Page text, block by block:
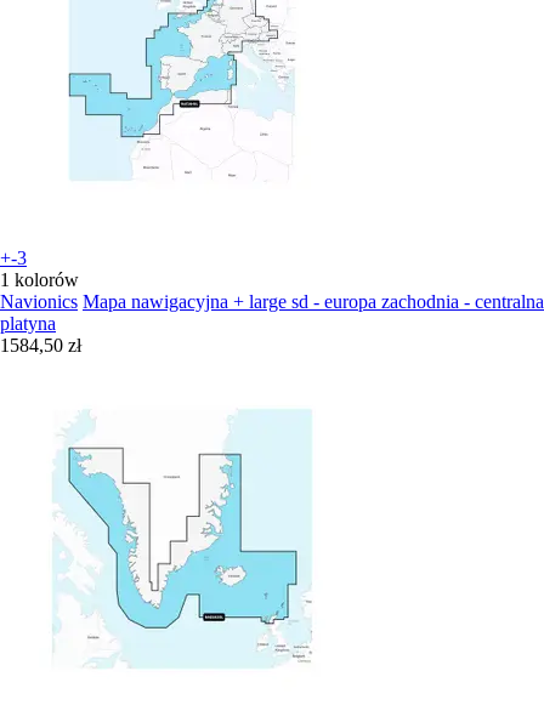
+-3
1 kolorów
Navionics Mapa nawigacyjna + large sd - europa zachodnia - centralna
platyna
1584,50 zł